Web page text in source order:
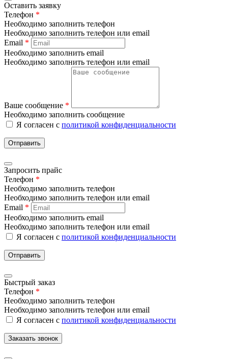
Оставить заявку
Телефон *
Необходимо заполнить телефон
Необходимо заполнить телефон или email
Email *
Необходимо заполнить email
Необходимо заполнить телефон или email
Ваше сообщение *
Необходимо заполнить сообщение
Я согласен с политикой конфиденциальности
Отправить
Запросить прайс
Телефон *
Необходимо заполнить телефон
Необходимо заполнить телефон или email
Email *
Необходимо заполнить email
Необходимо заполнить телефон или email
Я согласен с политикой конфиденциальности
Отправить
Быстрый заказ
Телефон *
Необходимо заполнить телефон
Необходимо заполнить телефон или email
Я согласен с политикой конфиденциальности
Заказать звонок